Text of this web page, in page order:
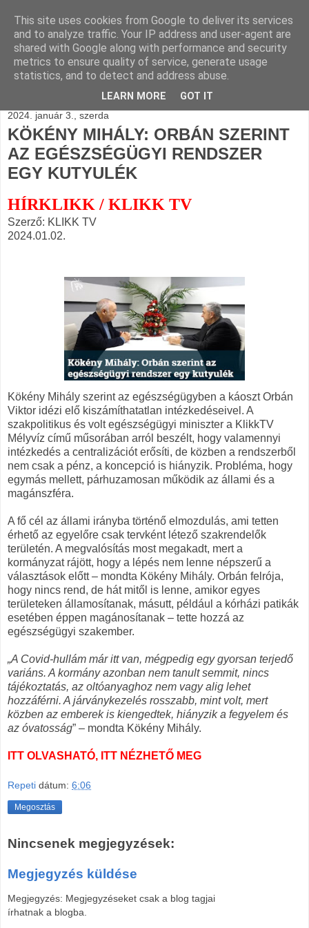
BLOGÁSZAT, napi
blogjava
2024. január 3., szerda
KÖKÉNY MIHÁLY: ORBÁN SZERINT
AZ EGÉSZSÉGÜGYI RENDSZER
EGY KUTYULÉK
HÍRKLIKK / KLIKK TV
Szerző: KLIKK TV
2024.01.02.
Kökény Mihály szerint az egészségügyben a káoszt Orbán
Viktor idézi elő kiszámíthatatlan intézkedéseivel. A
szakpolitikus és volt egészségügyi miniszter a KlikkTV
Mélyvíz című műsorában arról beszélt, hogy valamennyi
intézkedés a centralizációt erősíti, de közben a rendszerből
nem csak a pénz, a koncepció is hiányzik. Probléma, hogy
egymás mellett, párhuzamosan működik az állami és a
magánszféra.
A fő cél az állami irányba történő elmozdulás, ami tetten
érhető az egyelőre csak tervként létező szakrendelők
területén. A megvalósítás most megakadt, mert a
kormányzat rájött, hogy a lépés nem lenne népszerű a
választások előtt – mondta Kökény Mihály. Orbán felrója,
hogy nincs rend, de hát mitől is lenne, amikor egyes
területeken államosítanak, másutt, például a kórházi patikák
esetében éppen magánosítanak – tette hozzá az
egészségügyi szakember.
„A Covid-hullám már itt van, mégpedig egy gyorsan terjedő
variáns. A kormány azonban nem tanult semmit, nincs
tájékoztatás, az oltóanyaghoz nem vagy alig lehet
hozzáférni. A járványkezelés rosszabb, mint volt, mert
közben az emberek is kiengedtek, hiányzik a fegyelem és
az óvatosság” – mondta Kökény Mihály.
ITT OLVASHATÓ, ITT NÉZHETŐ MEG
Repeti dátum: 6:06
Megosztás
Nincsenek megjegyzések:
Megjegyzés küldése
Megjegyzés: Megjegyzéseket csak a blog tagjai
írhatnak a blogba.
This site uses cookies from Google to deliver its services
and to analyze traffic. Your IP address and user-agent are
shared with Google along with performance and security
metrics to ensure quality of service, generate usage
statistics, and to detect and address abuse.
LEARN MORE GOT IT